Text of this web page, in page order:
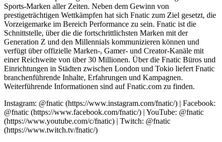
Sports-Marken aller Zeiten. Neben dem Gewinn von
prestigeträchtigen Wettkämpfen hat sich Fnatic zum Ziel gesetzt, die
Vorzeigemarke im Bereich Performance zu sein. Fnatic ist die
Schnittstelle, über die die fortschrittlichsten Marken mit der
Generation Z und den Millennials kommunizieren können und
verfügt über offizielle Marken-, Gamer- und Creator-Kanäle mit
einer Reichweite von über 30 Millionen. Über die Fnatic Büros und
Einrichtungen in Städten zwischen London und Tokio liefert Fnatic
branchenführende Inhalte, Erfahrungen und Kampagnen.
Weiterführende Informationen sind auf Fnatic.com zu finden.
Instagram: @fnatic (https://www.instagram.com/fnatic/) | Facebook:
@fnatic (https://www.facebook.com/fnatic/) | YouTube: @fnatic
(https://www.youtube.com/c/fnatic) | Twitch: @fnatic
(https://www.twitch.tv/fnatic/)